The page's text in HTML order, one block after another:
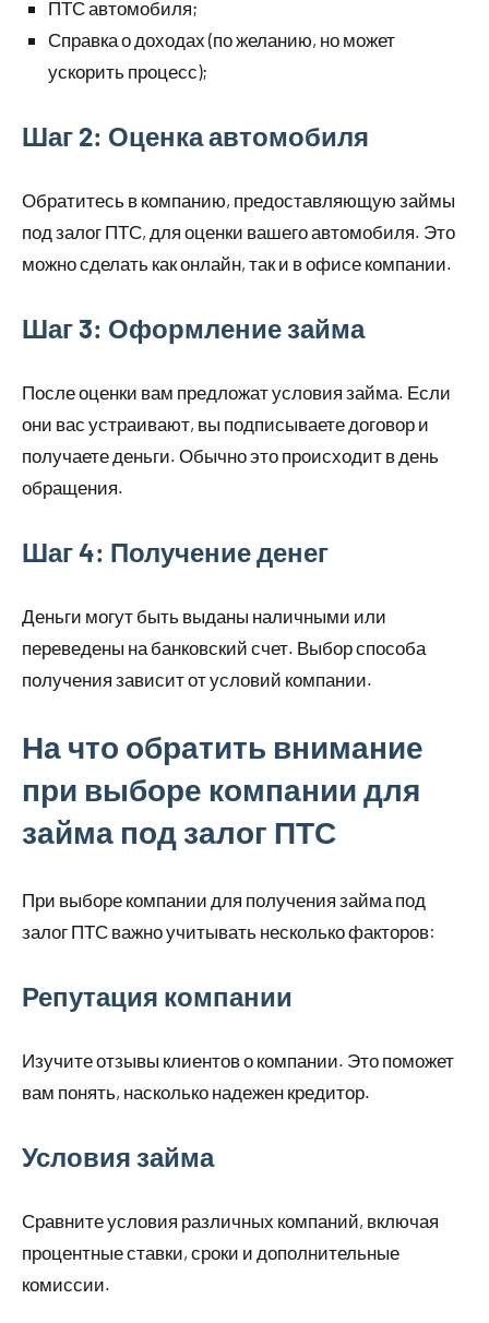
ПТС автомобиля;
Справка о доходах (по желанию, но может
ускорить процесс);
Шаг 2: Оценка автомобиля
Обратитесь в компанию, предоставляющую займы
под залог ПТС, для оценки вашего автомобиля. Это
можно сделать как онлайн, так и в офисе компании.
Шаг 3: Оформление займа
После оценки вам предложат условия займа. Если
они вас устраивают, вы подписываете договор и
получаете деньги. Обычно это происходит в день
обращения.
Шаг 4: Получение денег
Деньги могут быть выданы наличными или
переведены на банковский счет. Выбор способа
получения зависит от условий компании.
На что обратить внимание
при выборе компании для
займа под залог ПТС
При выборе компании для получения займа под
залог ПТС важно учитывать несколько факторов:
Репутация компании
Изучите отзывы клиентов о компании. Это поможет
вам понять, насколько надежен кредитор.
Условия займа
Сравните условия различных компаний, включая
процентные ставки, сроки и дополнительные
комиссии.